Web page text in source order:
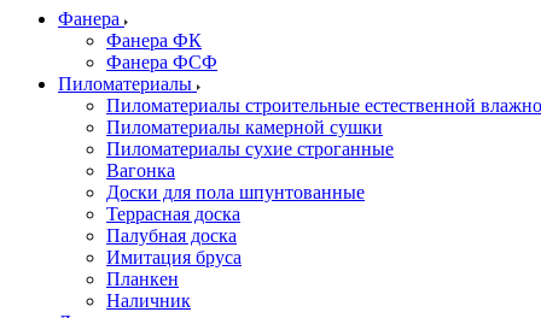
Фанера
Фанера ФК
Фанера ФСФ
Пиломатериалы
Пиломатериалы строительные естественной
Пиломатериалы камерной сушки
Пиломатериалы сухие строганные
Вагонка
Доски для пола шпунтованные
Террасная доска
Палубная доска
Имитация бруса
Планкен
Наличник